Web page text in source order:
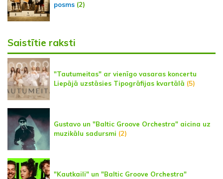
posms (2)
Saistītie raksti
"Tautumeitas" ar vienīgo vasaras koncertu
Liepājā uzstāsies Tipogrāfijas kvartālā (5)
Gustavo un "Baltic Groove Orchestra" aicina uz
muzikālu sadursmi (2)
"Kautkaili" un "Baltic Groove Orchestra"